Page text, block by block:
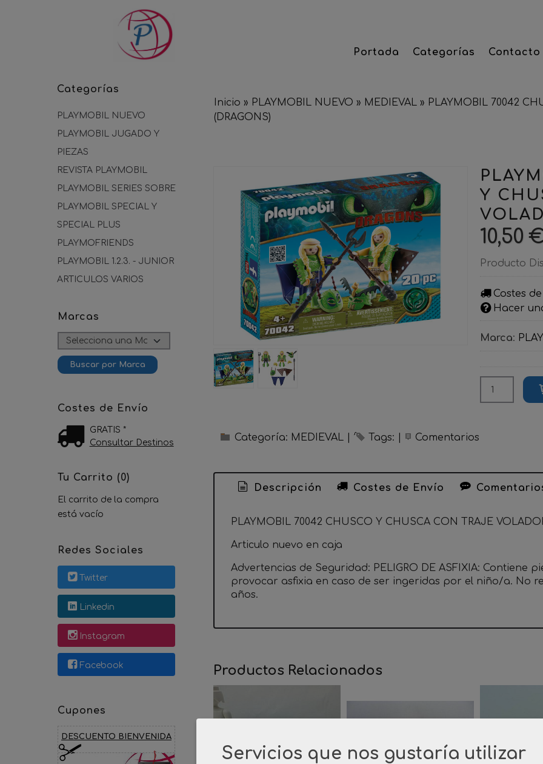
Portada Categorías Contacto
Categorías
PLAYMOBIL NUEVO
PLAYMOBIL JUGADO Y
PIEZAS
REVISTA PLAYMOBIL
PLAYMOBIL SERIES SOBRE
PLAYMOBIL SPECIAL Y
SPECIAL PLUS
PLAYMOFRIENDS
PLAYMOBIL 1.2.3. - JUNIOR
ARTICULOS VARIOS
Marcas
Costes de Envío
GRATIS *
Consultar Destinos
Tu Carrito (0)
El carrito de la compra
está vacío
Redes Sociales
Twitter
Linkedin
Instagram
Facebook
Cupones
DESCUENTO BIENVENIDA
Inicio » PLAYMOBIL NUEVO » MEDIEVAL » PLAYMOBIL 70042
(DRAGONS)
Y
10,50 €
Producto
Costes
Hacer
Marca:
Categoría: MEDIEVAL Tags: Comentarios
Descripción Costes de Envío
PLAYMOBIL 70042 CHUSCO Y CHUSCA CON TRAJE
Articulo nuevo en caja
Advertencias de Seguridad: PELIGRO DE ASFIXIA: Contiene
provocar asfixia en caso de ser ingeridas por el niño/a. No
años.
Productos Relacionados
Servicios que nos gustaría utilizar